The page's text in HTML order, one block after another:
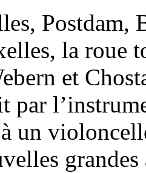
la roue
et
par
un
grandes